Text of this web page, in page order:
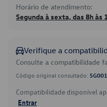
Horário de atendimento:
Segunda à sexta, das 8h às
Verifique a
Consulte a compatibilidade
Código original consultado:
Compatibilidade disponível
Entrar